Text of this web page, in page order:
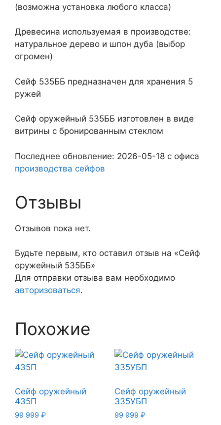
(возможна установка любого класса)
Древесина используемая в производстве:
натуральное дерево и шпон дуба (выбор
огромен)
Сейф 535ББ предназначен для хранения 5
ружей
Сейф оружейный 535ББ изготовлен в виде
витрины с бронированным стеклом
Последнее обновление: 2026-05-18 с офиса
производства сейфов
Отзывы
Отзывов пока нет.
Будьте первым, кто оставил отзыв на «Сейф
оружейный 535ББ»
Для отправки отзыва вам необходимо
авторизоваться.
Похожие
Сейф оружейный
435П
99 999 ₽
Сейф оружейный
335УБП
99 999 ₽